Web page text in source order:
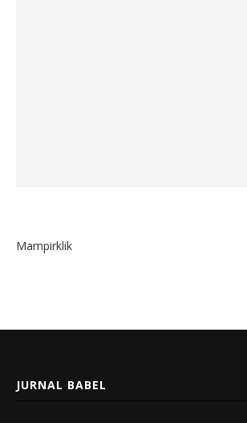
Mampirklik
JURNAL BABEL